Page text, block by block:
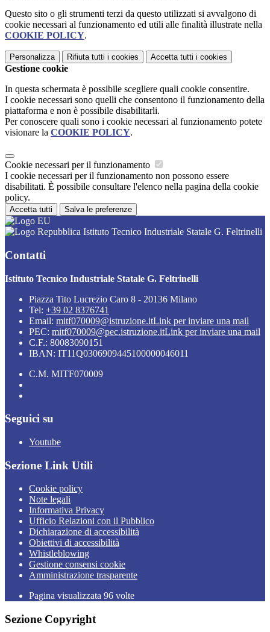
Questo sito o gli strumenti terzi da questo utilizzati si avvalgono di
cookie necessari al funzionamento ed utili alle finalità illustrate nella
COOKIE POLICY.
Personalizza Rifiuta tutti i cookies Accetta tutti i cookies
Gestione cookie
In questa schermata è possibile scegliere quali cookie consentire.
I cookie necessari sono quelli che consentono il funzionamento della
piattaforma e non è possibile disabilitarli.
Per conoscere quali sono i cookie necessari al funzionamento potete
visionare la COOKIE POLICY.
Cookie necessari per il funzionamento
I cookie necessari per il funzionamento non possono essere
disabilitati. È possibile consultare l'elenco nella pagina della cookie
policy.
Accetta tutti Salva le preferenze
Istituto Tecnico Industriale Statale G. Feltrinelli
Contatti
Istituto Tecnico Industriale Statale G. Feltrinelli
Piazza Tito Lucrezio Caro 8 - 20136 Milano
Tel: +39 02 8376741
Email: mitf070009@istruzione.itLink per inviare una mail
PEC: mitf070009@pec.istruzione.itLink per inviare una mail
C.F.: 80083090151
IBAN: IT11Q0306909445100000046011
C.M. MITF070009
Seguici su
Youtube
Sezione Link Utili
Cookie policy
Note legali
Informativa Privacy
Ufficio Relazioni con il Pubblico
Dichiarazione di accessibilità
Obiettivi di accessibilità
Whistleblowing
Gestione consensi cookie
Amministrazione trasparente
Pagina visualizzata 96 volte
Sezione Copyright